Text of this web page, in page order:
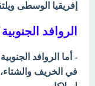
إفريقيا الوسطى
الروافد
- أما الروافد
في الخريف